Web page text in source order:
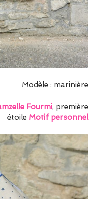
Modèle : marinière
Fourmi, première
étoile Motif personnel